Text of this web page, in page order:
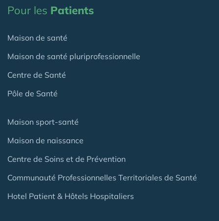
Pour les Patients
Maison de santé
Maison de santé pluriprofessionnelle
Centre de Santé
Pôle de Santé
Maison sport-santé
Maison de naissance
Centre de Soins et de Prévention
Communauté Professionnelles Territoriales de Santé
Hotel Patient & Hôtels Hospitaliers